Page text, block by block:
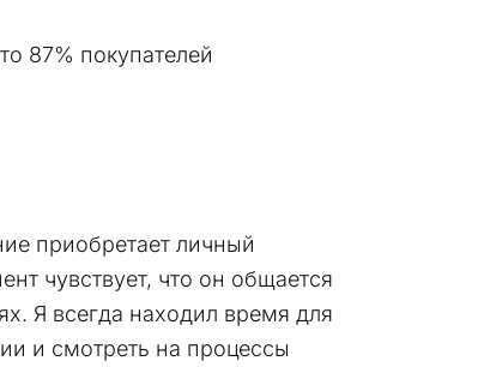
87% покупателей
приобретает личный
чувствует, что он общается
Я всегда находил время для
и смотреть на процессы